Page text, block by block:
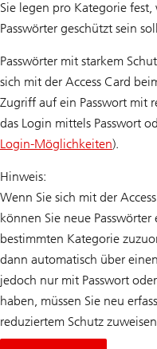
Sie legen pro Kategorie
Passwörter geschützt sein
Passwörter mit starkem
sich mit der Access Card
Zugriff auf ein Passwort mit
das Login mittels Passwort
Login-Möglichkeiten).
Hinweis:
Wenn Sie sich mit der
können Sie neue
bestimmten Kategorie
dann automatisch über
jedoch nur mit Passwort
haben, müssen Sie neu
reduziertem Schutz